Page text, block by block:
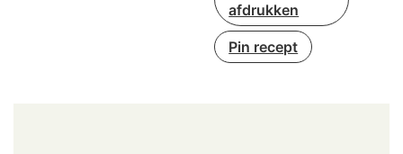
afdrukken
Pin recept